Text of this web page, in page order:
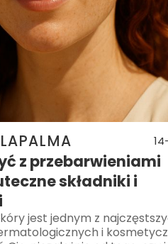
z przebarwieniami
składniki i
jest jednym z
i